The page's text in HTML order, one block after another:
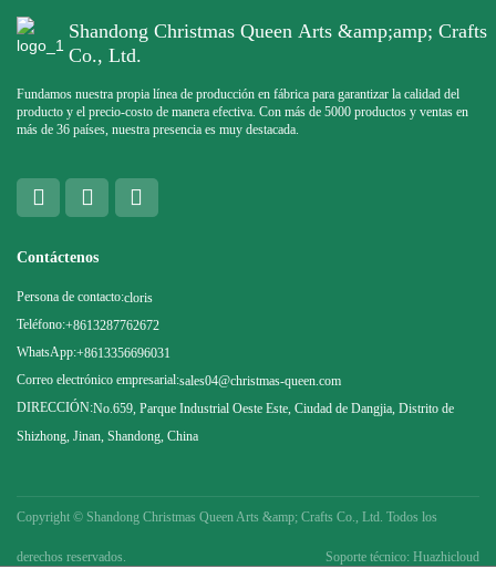
Shandong Christmas Queen Arts &amp;amp; Crafts
Co., Ltd.
Fundamos nuestra propia línea de producción en fábrica para garantizar la calidad del
producto y el precio-costo de manera efectiva. Con más de 5000 productos y ventas en
más de 36 países, nuestra presencia es muy destacada.
Contáctenos
Persona de contacto:cloris
Teléfono:+8613287762672
WhatsApp:+8613356696031
Correo electrónico empresarial:sales04@christmas-queen.com
DIRECCIÓN:No.659, Parque Industrial Oeste Este, Ciudad de Dangjia, Distrito de
Shizhong, Jinan, Shandong, China
Copyright © Shandong Christmas Queen Arts &amp; Crafts Co., Ltd. Todos los
derechos reservados. Soporte técnico: Huazhicloud